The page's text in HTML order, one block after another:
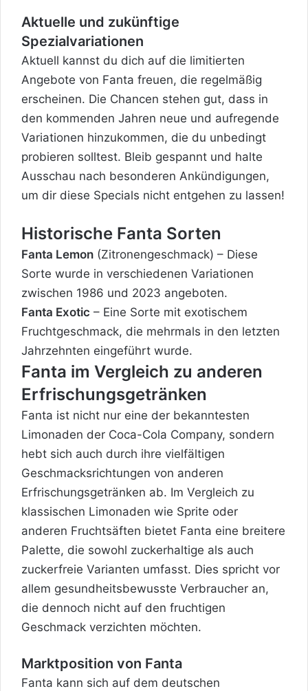
Aktuelle und zukünftige
Spezialvariationen
Aktuell kannst du dich auf die limitierten
Angebote von Fanta freuen, die regelmäßig
erscheinen. Die Chancen stehen gut, dass in
den kommenden Jahren neue und aufregende
Variationen hinzukommen, die du unbedingt
probieren solltest. Bleib gespannt und halte
Ausschau nach besonderen Ankündigungen,
um dir diese Specials nicht entgehen zu lassen!
Historische Fanta Sorten
Fanta Lemon (Zitronengeschmack) – Diese
Sorte wurde in verschiedenen Variationen
zwischen 1986 und 2023 angeboten.
Fanta Exotic – Eine Sorte mit exotischem
Fruchtgeschmack, die mehrmals in den letzten
Jahrzehnten eingeführt wurde.
Fanta im Vergleich zu anderen
Erfrischungsgetränken
Fanta ist nicht nur eine der bekanntesten
Limonaden der Coca-Cola Company, sondern
hebt sich auch durch ihre vielfältigen
Geschmacksrichtungen von anderen
Erfrischungsgetränken ab. Im Vergleich zu
klassischen Limonaden wie Sprite oder
anderen Fruchtsäften bietet Fanta eine breitere
Palette, die sowohl zuckerhaltige als auch
zuckerfreie Varianten umfasst. Dies spricht vor
allem gesundheitsbewusste Verbraucher an,
die dennoch nicht auf den fruchtigen
Geschmack verzichten möchten.
Marktposition von Fanta
Fanta kann sich auf dem deutschen